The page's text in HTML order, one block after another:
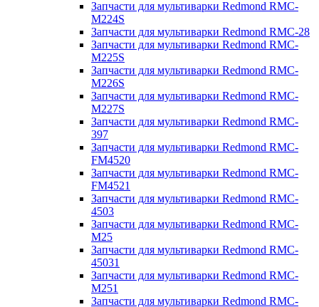
Запчасти для мультиварки Redmond RMC-
M224S
Запчасти для мультиварки Redmond RMC-28
Запчасти для мультиварки Redmond RMC-
M225S
Запчасти для мультиварки Redmond RMC-
M226S
Запчасти для мультиварки Redmond RMC-
M227S
Запчасти для мультиварки Redmond RMC-
397
Запчасти для мультиварки Redmond RMC-
FM4520
Запчасти для мультиварки Redmond RMC-
FM4521
Запчасти для мультиварки Redmond RMC-
4503
Запчасти для мультиварки Redmond RMC-
M25
Запчасти для мультиварки Redmond RMC-
45031
Запчасти для мультиварки Redmond RMC-
M251
Запчасти для мультиварки Redmond RMC-